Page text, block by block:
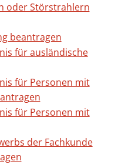
oder Störstrahlern
beantragen
für ausländische
für Personen mit
für Personen mit
der Fachkunde